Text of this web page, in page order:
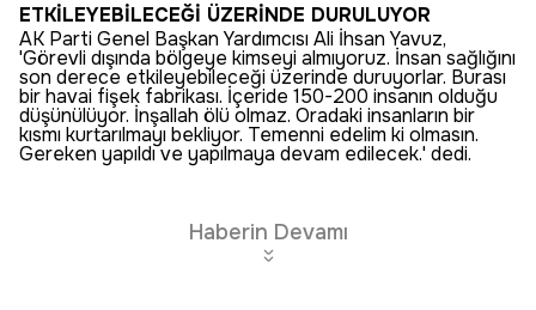
ETKİLEYEBİLECEĞİ ÜZERİNDE DURULUYOR
AK Parti Genel Başkan Yardımcısı Ali İhsan Yavuz,
'Görevli dışında bölgeye kimseyi almıyoruz. İnsan sağlığını
son derece etkileyebileceği üzerinde duruyorlar. Burası
bir havai fişek fabrikası. İçeride 150-200 insanın olduğu
düşünülüyor. İnşallah ölü olmaz. Oradaki insanların bir
kısmı kurtarılmayı bekliyor. Temenni edelim ki olmasın.
Gereken yapıldı ve yapılmaya devam edilecek.' dedi.
Haberin Devamı